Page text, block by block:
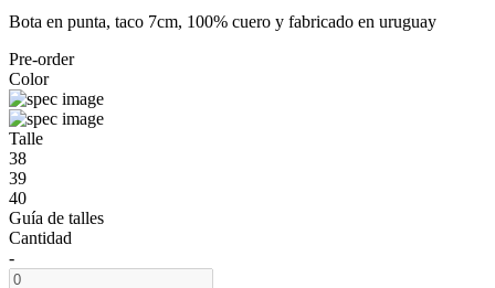
Bota en punta, taco 7cm, 100% cuero y fabricado en uruguay
Pre-order
Color
Talle
38
39
40
Guía de talles
Cantidad
-